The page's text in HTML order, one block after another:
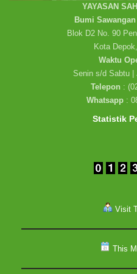
YAYASAN
Bumi
Blok D2 No. 90
Kota
Waktu
Senin s/d Sabtu |
Telepon :
Whatsapp :
Statistik
Visit
This